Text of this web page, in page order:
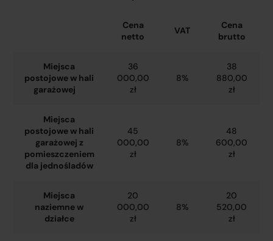
Cena
netto
VAT
Cena
brutto
Miejsca
postojowe w hali
garażowej
36
000,00
zł
8%
38
880,00
zł
Miejsca
postojowe w hali
garażowej z
pomieszczeniem
dla jednośladów
45
000,00
zł
8%
48
600,00
zł
Miejsca
naziemne w
działce
20
000,00
zł
8%
20
520,00
zł